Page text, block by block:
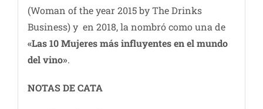
(Woman of the year 2015 by The Drinks
Business) y en 2018, la nombró como una de
«Las 10 Mujeres más influyentes en el mundo
del vino».
NOTAS DE CATA